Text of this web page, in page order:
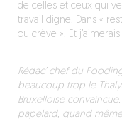
de celles et ceux qui
travail digne. Dans «
ou crève ». Et
Rédac’ chef du
beaucoup trop le
Bruxelloise
papelard, quand